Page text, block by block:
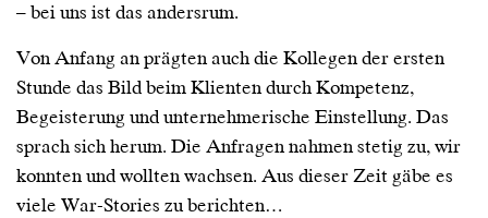
– bei uns ist das andersrum.
Von Anfang an prägten auch die Kollegen der ersten
Stunde das Bild beim Klienten durch Kompetenz,
Begeisterung und unternehmerische Einstellung. Das
sprach sich herum. Die Anfragen nahmen stetig zu, wir
konnten und wollten wachsen. Aus dieser Zeit gäbe es
viele War-Stories zu berichten…